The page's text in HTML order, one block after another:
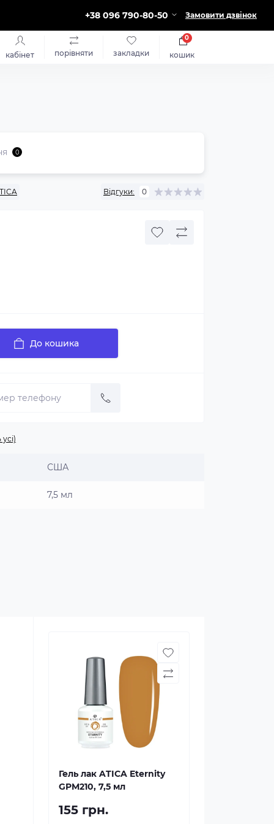
+38 096 790-80-50 Замовити дзвінок
кабінет порівняти закладки кошик
0
0
Відгуки: 0
До кошика
США
7,5 мл
Гель лак ATICA Eternity
GPM210, 7,5 мл
155 грн.